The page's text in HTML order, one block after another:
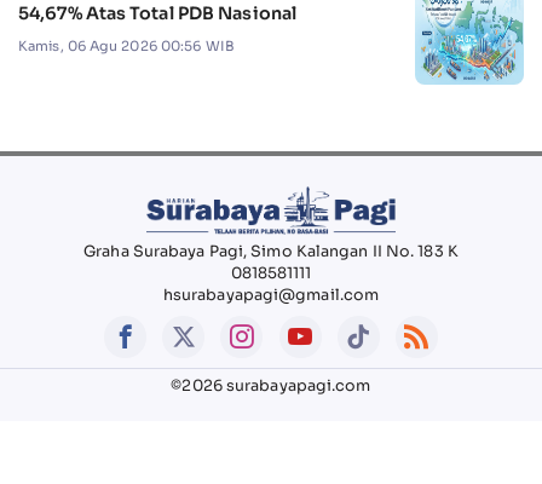
54,67% Atas Total PDB Nasional
Kamis, 06 Agu 2026 00:56 WIB
Graha Surabaya Pagi, Simo Kalangan II No. 183 K
0818581111
hsurabayapagi@gmail.com
©2026 surabayapagi.com